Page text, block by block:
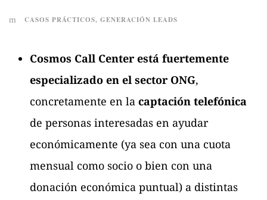
CASOS PRÁCTICOS, GENERACIÓN LEADS
Cosmos Call Center está fuertemente
especializado en el sector ONG,
concretamente en la captación telefónica
de personas interesadas en ayudar
económicamente (ya sea con una cuota
mensual como socio o bien con una
donación económica puntual) a distintas